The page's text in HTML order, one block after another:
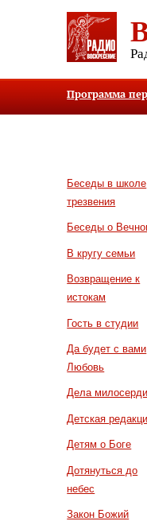
Программа
Беседы в школе
трезвения
Беседы о
В кругу семьи
Возвращение к
истокам
Гость в студии
Да будет с вами
Любовь
Дела
Детская
Детям о Боге
Дотянуться до
небес
Закон Божий